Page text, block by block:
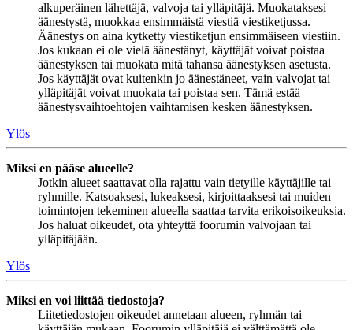
alkuperäinen lähettäjä, valvoja tai ylläpitäjä. Muokataksesi
äänestystä, muokkaa ensimmäistä viestiä viestiketjussa.
Äänestys on aina kytketty viestiketjun ensimmäiseen viestiin.
Jos kukaan ei ole vielä äänestänyt, käyttäjät voivat poistaa
äänestyksen tai muokata mitä tahansa äänestyksen asetusta.
Jos käyttäjät ovat kuitenkin jo äänestäneet, vain valvojat tai
ylläpitäjät voivat muokata tai poistaa sen. Tämä estää
äänestysvaihtoehtojen vaihtamisen kesken äänestyksen.
Ylös
Miksi en pääse alueelle?
Jotkin alueet saattavat olla rajattu vain tietyille käyttäjille tai
ryhmille. Katsoaksesi, lukeaksesi, kirjoittaaksesi tai muiden
toimintojen tekeminen alueella saattaa tarvita erikoisoikeuksia.
Jos haluat oikeudet, ota yhteyttä foorumin valvojaan tai
ylläpitäjään.
Ylös
Miksi en voi liittää tiedostoja?
Liitetiedostojen oikeudet annetaan alueen, ryhmän tai